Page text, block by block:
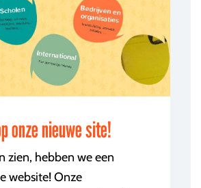
onze nieuwe site!
zien, hebben we een
website! Onze